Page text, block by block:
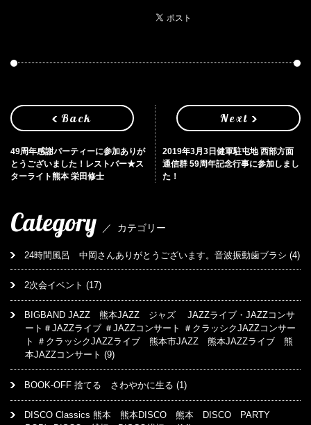
Back
49周年感謝パーティーに参加ありが
とうございました！レストバー★ス
ターライト熊本 栄田修士
Next
2019年3月3日健軍駐屯地 西部方面
通信群 59周年記念行事に参加しまし
た！
Category ／ カテゴリー
24時間風呂 中岡さんありがとうございます。音波振動歯ブラシ (4)
2次会イベント (17)
BIGBAND JAZZ 熊本JAZZ ジャズ JAZZライブ・JAZZコンサ
ート＃JAZZライブ ＃JAZZコンサート ＃クラッシクJAZZコンサー
ト ＃クラッシクJAZZライブ 熊本市JAZZ 熊本JAZZライブ 熊
本JAZZコンサート (9)
BOOK-OFF 捨てる さわやかに生る (1)
DISCO Classics 熊本 熊本DISCO 熊本 DISCO PARTY